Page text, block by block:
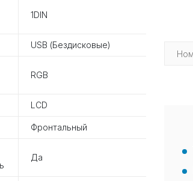
1DIN
USB (Бездисковые)
RGB
LCD
Фронтальный
Да